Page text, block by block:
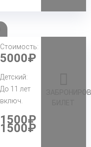
Стоимость:
5000₽
Детский:
До 11 лет
включ.
1500₽
1500₽